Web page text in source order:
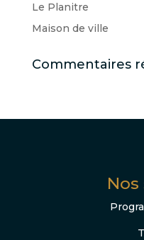
Le Planitre
Maison de ville
Commentaires
Nos